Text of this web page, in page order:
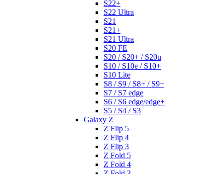
S22+
S22 Ultra
S21
S21+
S21 Ultra
S20 FE
S20 / S20+ / S20u
S10 / S10e / S10+
S10 Lite
S8 / S9 / S8+ / S9+
S7 / S7 edge
S6 / S6 edge/edge+
S5 / S4 / S3
Galaxy Z
Z Flip 5
Z Flip 4
Z Flip 3
Z Fold 5
Z Fold 4